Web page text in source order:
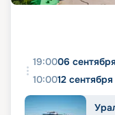
19:0006
10:0012